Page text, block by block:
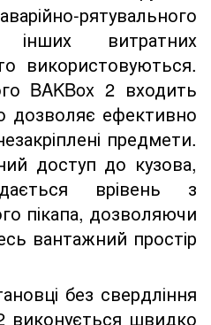
рятувального
витратних
використовуються.
BAKBox 2 входить
дозволяє ефективно
предмети.
доступ до кузова,
врівень з
пікапа, дозволяючи
вантажний простір
без свердління
виконується швидко